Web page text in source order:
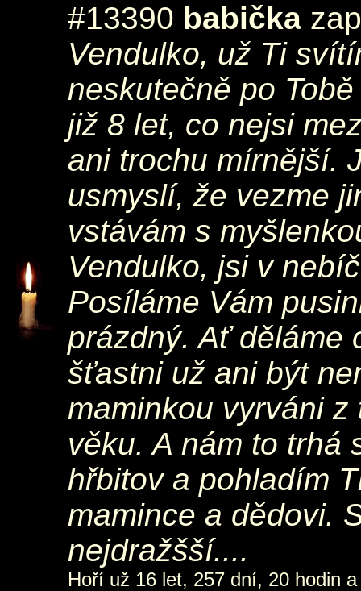
#13390 babička
Vendulko, už Ti
neskutečně po
již 8 let, co nejsi
ani trochu mírnější.
usmyslí, že vezme
vstávám s
Vendulko, jsi v
Posíláme Vám
prázdný. Ať děláme
šťastni už ani být
maminkou vyrváni
věku. A nám to trhá
hřbitov a pohladím
mamince a dědovi.
nejdražšší....
Hoří už 16 let, 257 dní, 20 hodin